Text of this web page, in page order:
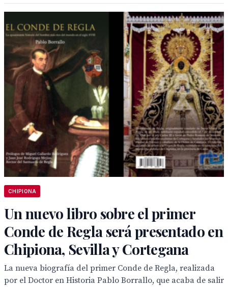
CHIPIONA
Un nuevo libro sobre el primer
Conde de Regla será presentado en
Chipiona, Sevilla y Cortegana
La nueva biografía del primer Conde de Regla, realizada
por el Doctor en Historia Pablo Borrallo, que acaba de salir